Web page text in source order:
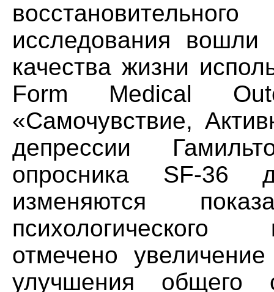
исследования
качества жизни
Form Medical
«Самочувствие,
депрессии
опросника SF-36
изменяются
отмечено увеличение
улучшения общего